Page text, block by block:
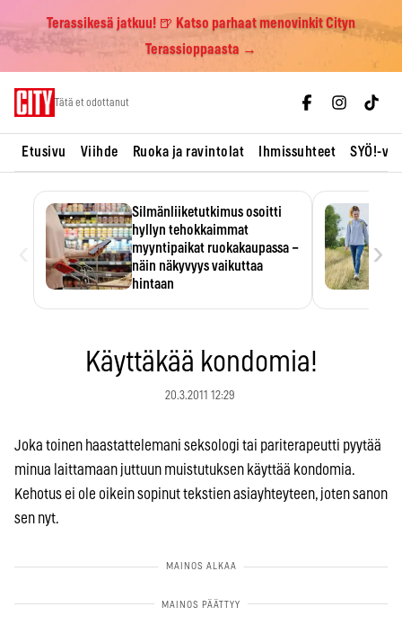
Terassikesä jatkuu! 🍺 Katso parhaat menovinkit Cityn
Terassioppaasta →
Tätä et odottanut
Etusivu Viihde Ruoka ja ravintolat Ihmissuhteet SYÖ!-
Silmänliiketutkimus osoitti
hyllyn tehokkaimmat
myyntipaikat ruokakaupassa –
näin näkyvyys vaikuttaa
hintaan
›
Käyttäkää kondomia!
20.3.2011 12:29
Joka toinen haastattelemani seksologi tai pariterapeutti pyytää
minua laittamaan juttuun muistutuksen käyttää kondomia.
Kehotus ei ole oikein sopinut tekstien asiayhteyteen, joten sanon
sen nyt.